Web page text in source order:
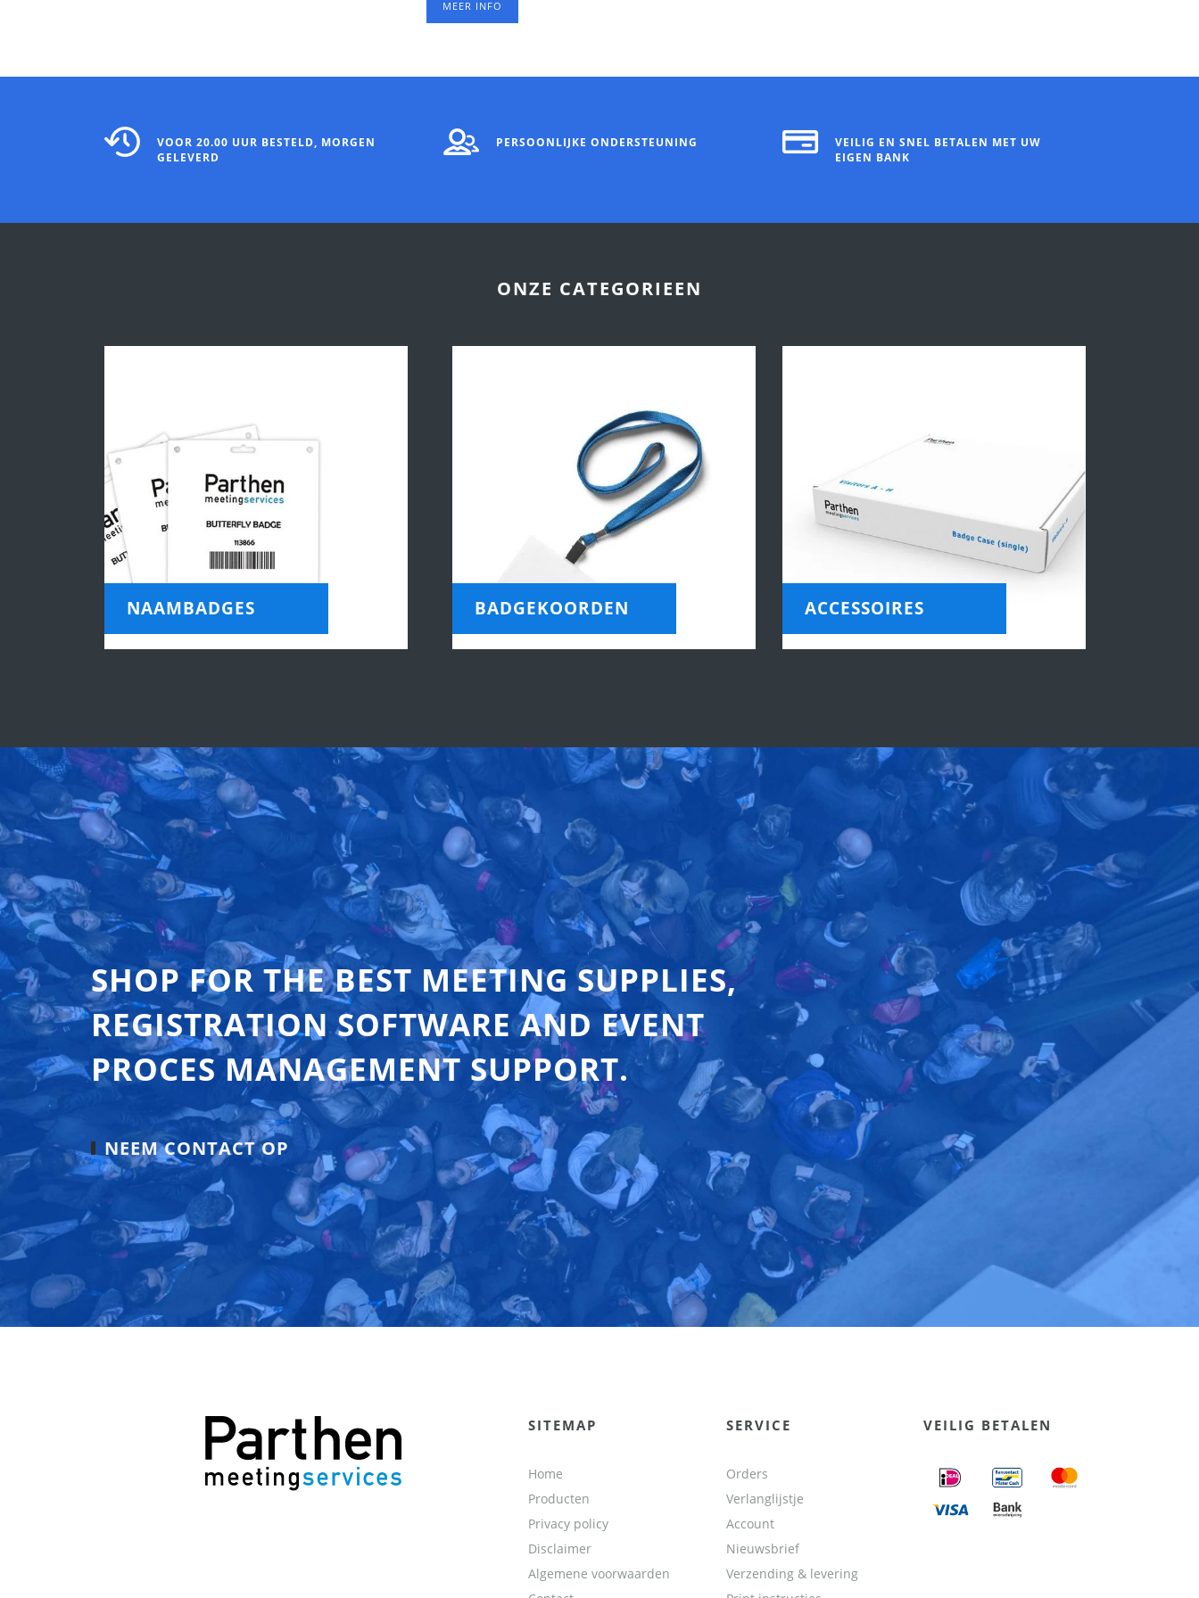
MEER INFO
VOOR 20.00 UUR BESTELD, MORGEN
GELEVERD
PERSOONLIJKE ONDERSTEUNING
VEILIG EN SNEL BETALEN MET UW
EIGEN BANK
ONZE CATEGORIEEN
NAAMBADGES BADGEKOORDEN ACCESSOIRES
SHOP FOR THE BEST MEETING SUPPLIES,
REGISTRATION SOFTWARE AND EVENT
PROCES MANAGEMENT SUPPORT.
NEEM CONTACT OP
SITEMAP
Home
Producten
Privacy policy
Disclaimer
Algemene voorwaarden
SERVICE
Orders
Verlanglijstje
Account
Nieuwsbrief
Verzending & levering
VEILIG BETALEN